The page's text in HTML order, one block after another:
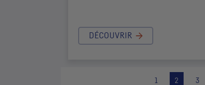
DÉCOUVRIR
1 2 3